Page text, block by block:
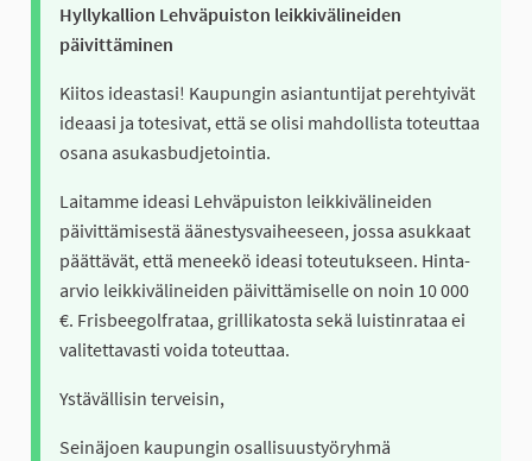
Hyllykallion Lehväpuiston leikkivälineiden
päivittäminen
Kiitos ideastasi! Kaupungin asiantuntijat perehtyivät
ideaasi ja totesivat, että se olisi mahdollista toteuttaa
osana asukasbudjetointia.
Laitamme ideasi Lehväpuiston leikkivälineiden
päivittämisestä äänestysvaiheeseen, jossa asukkaat
päättävät, että meneekö ideasi toteutukseen. Hinta-
arvio leikkivälineiden päivittämiselle on noin 10 000
€. Frisbeegolfrataa, grillikatosta sekä luistinrataa ei
valitettavasti voida toteuttaa.
Ystävällisin terveisin,
Seinäjoen kaupungin osallisuustyöryhmä